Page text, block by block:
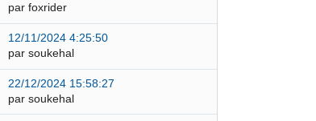
par foxrider
12/11/2024 4:25:50
par soukehal
22/12/2024 15:58:27
par soukehal